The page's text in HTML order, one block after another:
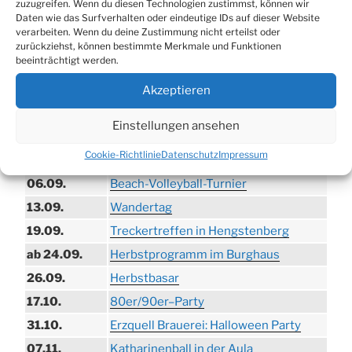
zuzugreifen. Wenn du diesen Technologien zustimmst, können wir
Daten wie das Surfverhalten oder eindeutige IDs auf dieser Website
verarbeiten. Wenn du deine Zustimmung nicht erteilst oder
zurückziehst, können bestimmte Merkmale und Funktionen
beeinträchtigt werden.
Akzeptieren
Einstellungen ansehen
Cookie-RichtlinieDatenschutzImpressum
TERMINE
30.08.
Biergarten-Wochenenden der Erzquell
Brauerei
Trödelmarkt in der Ortsmitte
Sommerfest in Helmerhausen
06.09.
Beach-Volleyball-Turnier
13.09.
Wandertag
19.09.
Treckertreffen in Hengstenberg
ab 24.09.
Herbstprogramm im Burghaus
26.09.
Herbstbasar
17.10.
80er/90er–Party
31.10.
Erzquell Brauerei: Halloween Party
07.11.
Katharinenball in der Aula